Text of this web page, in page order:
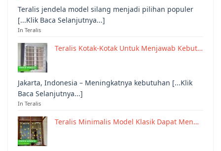
Teralis jendela model silang menjadi pilihan populer
[...Klik Baca Selanjutnya...]
In Teralis
Teralis Kotak-Kotak Untuk Menjawab Kebut…
Jakarta, Indonesia – Meningkatnya kebutuhan [...Klik
Baca Selanjutnya...]
In Teralis
Teralis Minimalis Model Klasik Dapat Men…